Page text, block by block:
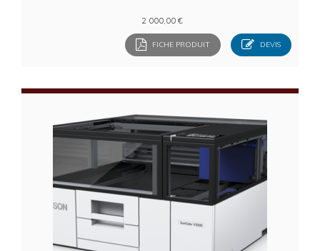
2 000,00 €
FICHE PRODUIT DEVIS